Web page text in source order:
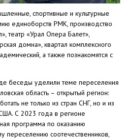
спортивные и культурные
единоборств РМК, производство
театр «Урал Опера Балет»,
домна», квартал комплексного
а также познакомятся с
беседы уделили теме переселения
область – открытый регион:
не только из стран СНГ, но и из
С 2023 года в регионе
программа по оказанию
переселению соотечественников,